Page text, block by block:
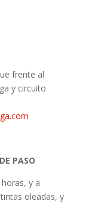
frente al
y circuito
PASO
y a
oleadas, y